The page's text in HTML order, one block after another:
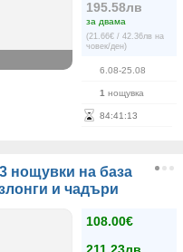
195.58лв
за двама
(21.66€ / 42.36лв на
човек/ден)
6.08-25.08
1 нощувка
84:41 :13
нощувки на база
и чадъри
108.00€